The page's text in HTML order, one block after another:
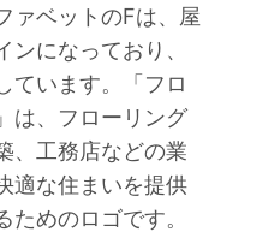
ァベットのFは、屋
になっており、
ています。「フロ
は、フローリング
、工務店などの業
適な住まいを提供
めのロゴです。